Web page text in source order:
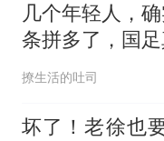
几个年轻人，
条拼多了，国足
了！
撩生活的吐司
坏了！老徐也